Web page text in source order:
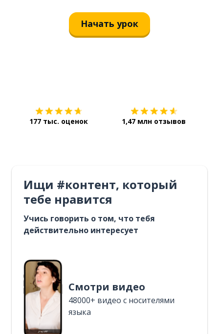
Начать урок
177 тыс. оценок 1,47 млн отзывов
Ищи #контент, который
тебе нравится
Учись говорить о том, что тебя
действительно интересует
Смотри видео
48000+ видео с носителями
языка